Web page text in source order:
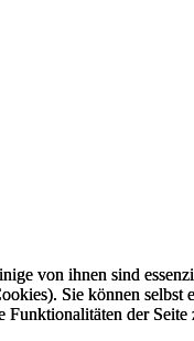
von ihnen sind
Sie können selbst
der Seite
von ihnen sind
Sie können selbst
der Seite